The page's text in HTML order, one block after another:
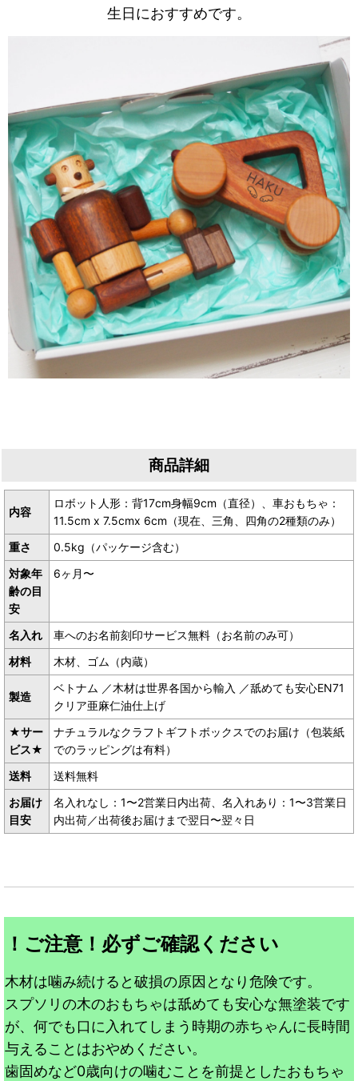
生日におすすめです。
商品詳細
内容
ロボット人形：背17cm身幅9cm（直径）、車おもちゃ：
11.5cm x 7.5cmx 6cm（現在、三角、四角の2種類のみ）
重さ
0.5kg（パッケージ含む）
対象年
齢の目
安
6ヶ月〜
名入れ
車へのお名前刻印サービス無料（お名前のみ可）
材料
木材、ゴム（内蔵）
製造
ベトナム ／木材は世界各国から輸入 ／舐めても安心EN71
クリア亜麻仁油仕上げ
★サー
ビス★
ナチュラルなクラフトギフトボックスでのお届け（包装紙
でのラッピングは有料）
送料
送料無料
お届け
目安
名入れなし：1〜2営業日内出荷、名入れあり：1〜3営業日
内出荷／出荷後お届けまで翌日〜翌々日
！ご注意！必ずご確認ください
木材は噛み続けると破損の原因となり危険です。
スプソリの木のおもちゃは舐めても安心な無塗装です
が、何でも口に入れてしまう時期の赤ちゃんに長時間
与えることはおやめください。
歯固めなど0歳向けの噛むことを前提としたおもちゃ